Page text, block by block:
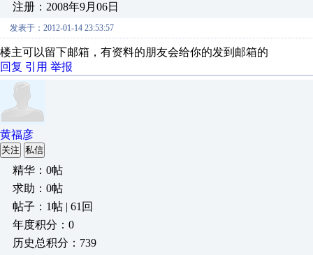
注册：2008年9月06日
发表于：2012-01-14 23:53:57
楼主可以留下邮箱，有资料的朋友会给你的发到邮箱的
回复 引用 举报
黄福彦
关注 私信
精华：0帖
求助：0帖
帖子：1帖 | 61回
年度积分：0
历史总积分：739